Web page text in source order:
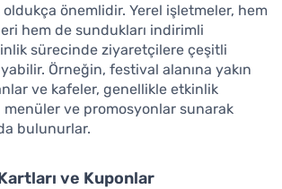
önemlidir. Yerel işletmeler, hem
hem de sundukları indirimli
sürecinde ziyaretçilere çeşitli
Örneğin, festival alanına yakın
ve kafeler, genellikle etkinlik
ve promosyonlar sunarak
bulunurlar.
ve Kuponlar